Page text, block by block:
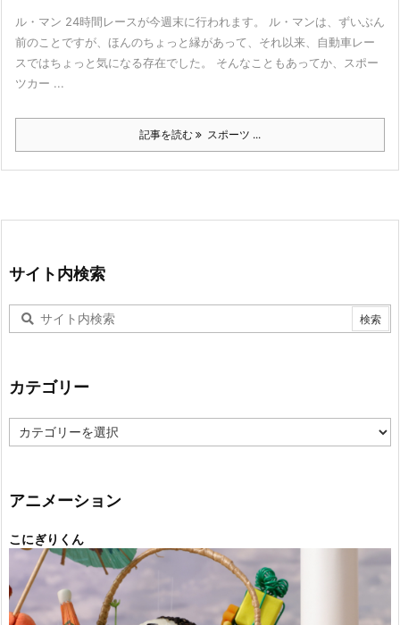
ル・マン 24時間レースが今週末に行われます。 ル・マンは、ずいぶん
前のことですが、ほんのちょっと縁があって、それ以来、自動車レー
スではちょっと気になる存在でした。 そんなこともあってか、スポー
ツカー ...
記事を読む スポーツ ...
サイト内検索
カテゴリー
テ
ー
アニメーション
こにぎりくん